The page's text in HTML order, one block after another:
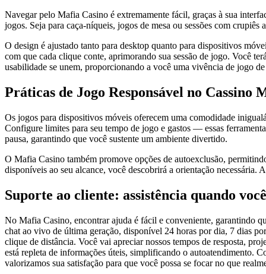
Navegar pelo Mafia Casino é extremamente fácil, graças à sua
jogos. Seja para caça-níqueis, jogos de mesa ou sessões com
O design é ajustado tanto para desktop quanto para dispositivos
com que cada clique conte, aprimorando sua sessão de jogo. Você
usabilidade se unem, proporcionando a você uma vivência de jogo
Práticas de Jogo Responsável no Cassino
Os jogos para dispositivos móveis oferecem uma comodidade
Configure limites para seu tempo de jogo e gastos — essas
pausa, garantindo que você sustente um ambiente divertido.
O Mafia Casino também promove opções de autoexclusão,
disponíveis ao seu alcance, você descobrirá a orientação
Suporte ao cliente: assistência quando
No Mafia Casino, encontrar ajuda é fácil e conveniente, garantindo
chat ao vivo de última geração, disponível 24 horas por dia, 7 dias
clique de distância. Você vai apreciar nossos tempos de resposta,
está repleta de informações úteis, simplificando o
valorizamos sua satisfação para que você possa se focar no que